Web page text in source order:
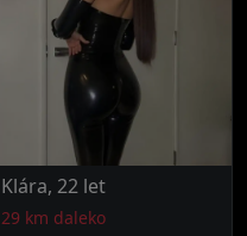
Klára, 22 let
29 km daleko